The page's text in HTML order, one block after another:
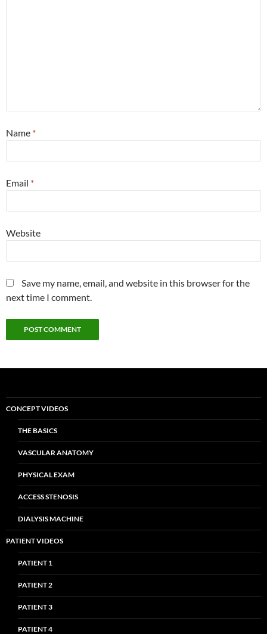
Name *
Email *
Website
Save my name, email, and website in this browser for the
next time I comment.
CONCEPT VIDEOS
THE BASICS
VASCULAR ANATOMY
PHYSICAL EXAM
ACCESS STENOSIS
DIALYSIS MACHINE
PATIENT VIDEOS
PATIENT 1
PATIENT 2
PATIENT 3
PATIENT 4